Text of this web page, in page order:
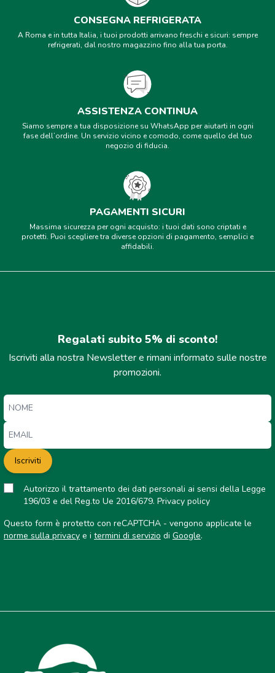
CONSEGNA REFRIGERATA
A Roma e in tutta Italia, i tuoi prodotti arrivano freschi e sicuri: sempre
refrigerati, dal nostro magazzino fino alla tua porta.
ASSISTENZA CONTINUA
Siamo sempre a tua disposizione su WhatsApp per aiutarti in ogni
fase dell’ordine. Un servizio vicino e comodo, come quello del tuo
negozio di fiducia.
PAGAMENTI SICURI
Massima sicurezza per ogni acquisto: i tuoi dati sono criptati e
protetti. Puoi scegliere tra diverse opzioni di pagamento, semplici e
affidabili.
Regalati subito 5% di sconto!
Iscriviti alla nostra Newsletter e rimani informato sulle nostre
promozioni.
Iscriviti
Autorizzo il trattamento dei dati personali ai sensi della Legge
196/03 e del Reg.to Ue 2016/679. Privacy policy
Questo form è protetto con reCAPTCHA - vengono applicate le
norme sulla privacy e i termini di servizio di Google.